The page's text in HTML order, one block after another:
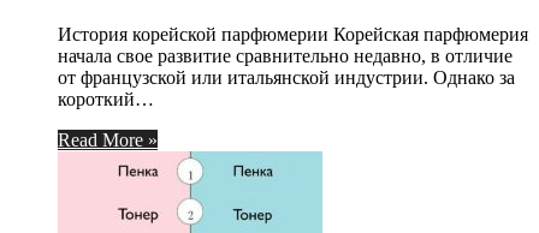
История корейской парфюмерии Корейская парфюмерия
начала свое развитие сравнительно недавно, в отличие
от французской или итальянской индустрии. Однако за
короткий…
Read More »